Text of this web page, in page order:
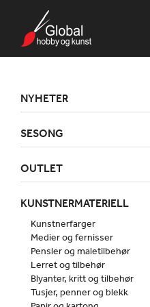
NYHETER
SESONG
OUTLET
KUNSTNERMATERIELL
Kunstnerfarger
Medier og fernisser
Pensler og maletilbehør
Lerret og tilbehør
Blyanter, kritt og tilbehør
Tusjer, penner og blekk